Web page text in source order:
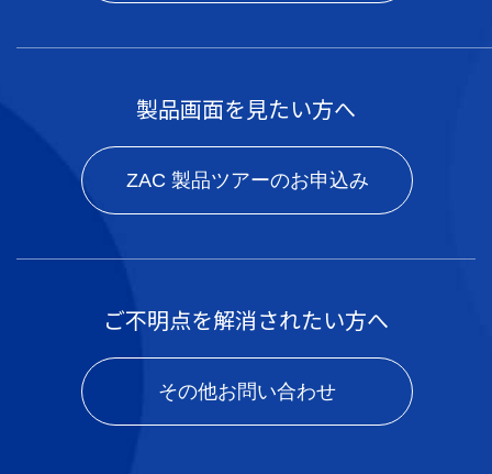
製品画面を見たい方へ
ZAC 製品ツアーのお申込み
ご不明点を解消されたい方へ
その他お問い合わせ